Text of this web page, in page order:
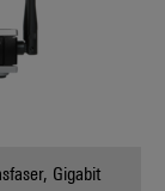
Gigabit